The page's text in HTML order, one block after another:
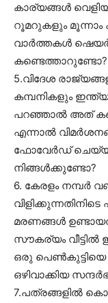
കാര്യങ്ങൾ
റൂമറുകളും മൂന്നാം
വാർത്തകൾ
കണ്ടെത്താറുണ്ടോ?
5.വിദേശ
കമ്പനികളും
പറഞ്ഞാൽ അത്
എന്നാൽ
ഫോവേർഡ്
നിങ്ങൾക്കുണ്ടോ?
6. കേരളം നമ്പർ
മരണങ്ങൾ
സൗകര്യം
ഒരു പെൺകുട്ടിയെ
ഒഴിവാക്കിയ
7.പത്രങ്ങളിൽ